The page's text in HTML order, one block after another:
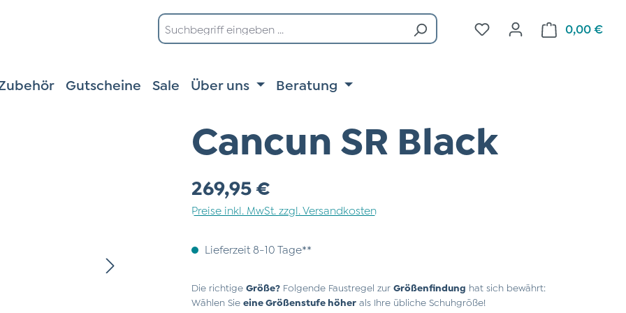
Du hast 0 Produkte auf
0,00 €
Gutscheine Sale Über uns Beratung
Cancun SR Black
Regulärer Preis:
269,95 €
Preise inkl. MwSt. zzgl. Versandkosten
Lieferzeit 8-10 Tage**
Die richtige Größe? Folgende Faustregel zur Größenfindung hat sich bewährt:
Wählen Sie eine Größenstufe höher als Ihre übliche Schuhgröße!